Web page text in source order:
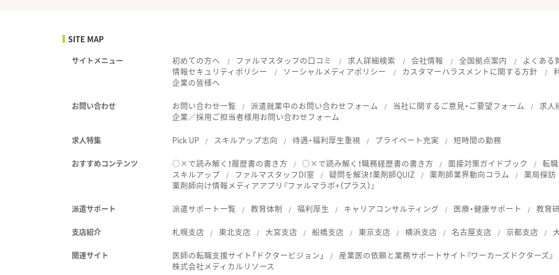
SITE MAP
サイトメニュー 初めての方へ ファルマスタッフの口コミ 求人詳細検索 会社情報 全国拠点案内 よくある
情報セキュリティポリシー
ソーシャルメディアポリシー カスタマーハラスメントに関する方針
企業の皆様へ
お問い合わせ お問い合わせ一覧 派遣就業中のお問い合わせフォーム 当社に関するご意見・ご要望フォーム
求人
企業／採用ご担当者様用お問い合わせフォーム
求人特集 Pick UP スキルアップ志向 待遇・福利厚生重視 プライベート充実 短時間の勤務
おすすめコンテンツ ○×で読み解く！履歴書の書き方 ○×で読み解く！職務経歴書の書き方 面接対策ガイドブック 転
スキルアップ
ファルマスタッフDI室 疑問を解決！薬剤師QUIZ 薬剤師業界動向コラム 薬局探訪
薬剤師向け情報メディアアプリ『ファルマラボ+（プラス）』
派遣サポート 派遣サポート一覧 教育体制 福利厚生 キャリアコンサルティング 医療・健康サポート 教育
支店紹介 札幌支店 東北支店 大宮支店 船橋支店 東京支店 横浜支店 名古屋支店 京都支店
関連サイト 医師の転職支援サイト「ドクタービジョン」 産業医の依頼と業務サポートサイト『ワーカーズドクターズ』
株式会社メディカルリソース